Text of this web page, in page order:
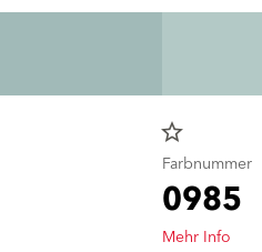
star_border
Farbnummer
0985
Mehr Info